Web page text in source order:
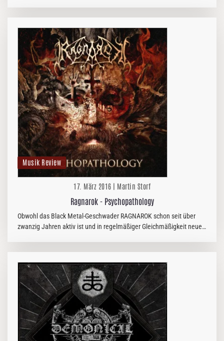
Musik Review
17. März 2016 | Martin Storf
Ragnarok - Psychopathology
Obwohl das Black Metal-Geschwader RAGNAROK schon seit über
zwanzig Jahren aktiv ist und in regelmäßiger Gleichmäßigkeit neue